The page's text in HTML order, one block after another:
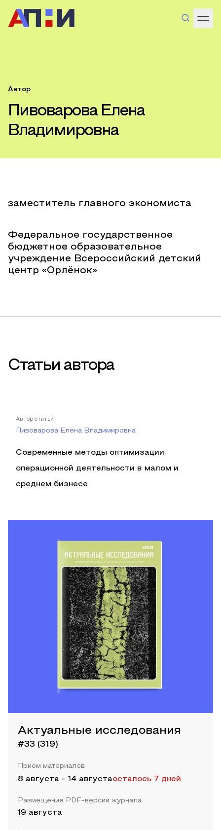
Автор
Пивоварова Елена
Владимировна
заместитель главного экономиста
Федеральное государственное
бюджетное образовательное
учреждение Всероссийский детский
центр «Орлёнок»
Статьи автора
Автор статьи
Пивоварова Елена Владимировна
Современные методы оптимизации
операционной деятельности в малом и
среднем бизнесе
Актуальные исследования
#33 (319)
Прием материалов
8 августа - 14 августаосталось 7 дней
Размещение PDF-версии журнала
19 августа